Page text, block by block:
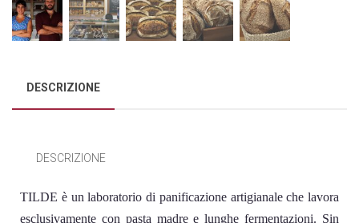
DESCRIZIONE
DESCRIZIONE
TILDE è un laboratorio di panificazione artigianale che lavora
esclusivamente con pasta madre e lunghe fermentazioni. Sin